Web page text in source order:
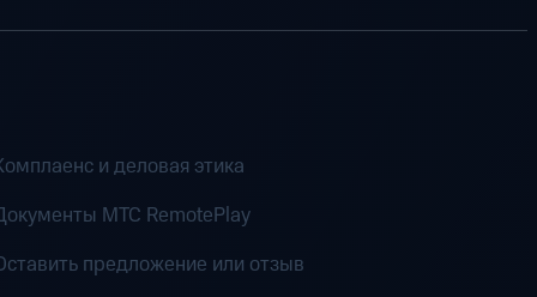
и деловая этика
MTC RemotePlay
предложение или отзыв